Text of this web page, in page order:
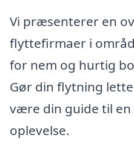
Vi præsenterer en
flyttefirmaer i
for nem og hurtig
Gør din flytning
være din guide til
oplevelse.